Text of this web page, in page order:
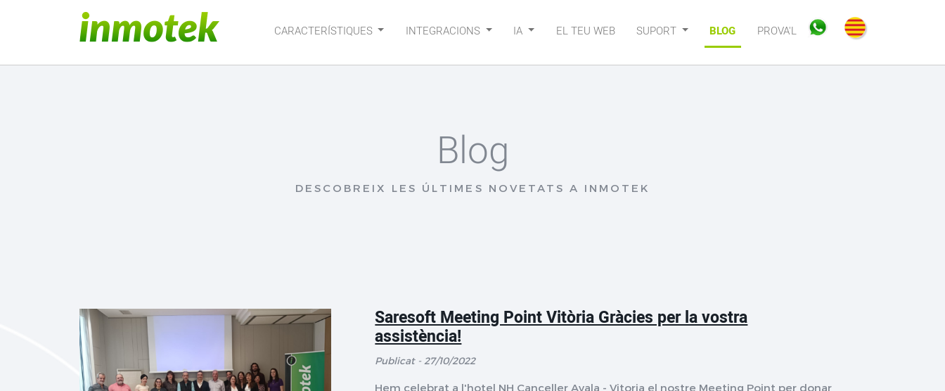
CARACTERÍSTIQUES INTEGRACIONS IA EL TEU WEB SUPORT BLOG PROVA'L
Blog
DESCOBREIX LES ÚLTIMES NOVETATS A INMOTEK
Saresoft Meeting Point Vitòria Gràcies per la vostra
assistència!
Publicat - 27/10/2022
Hem celebrat a l'hotel NH Canceller Ayala - Vitoria el nostre Meeting Point per donar